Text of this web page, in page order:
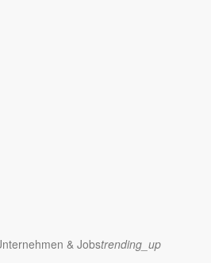
& Jobstrending_up